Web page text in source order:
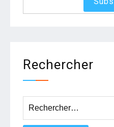
Rechercher